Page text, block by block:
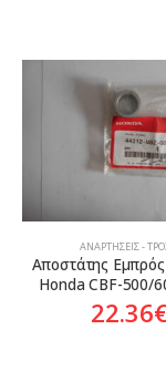
ΑΝΑΡΤΉΣΕΙΣ -
Αποστάτης
Honda CBF-500/
22.36